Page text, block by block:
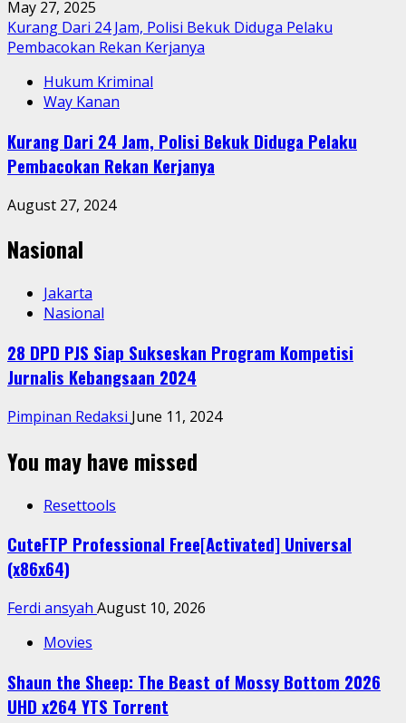
May 27, 2025
Kurang Dari 24 Jam, Polisi Bekuk Diduga Pelaku
Pembacokan Rekan Kerjanya
Hukum Kriminal
Way Kanan
Kurang Dari 24 Jam, Polisi Bekuk Diduga Pelaku
Pembacokan Rekan Kerjanya
August 27, 2024
Nasional
Jakarta
Nasional
28 DPD PJS Siap Sukseskan Program Kompetisi
Jurnalis Kebangsaan 2024
Pimpinan Redaksi June 11, 2024
You may have missed
Resettools
CuteFTP Professional Free[Activated] Universal
(x86x64)
Ferdi ansyah August 10, 2026
Movies
Shaun the Sheep: The Beast of Mossy Bottom 2026
UHD x264 YTS Torrent